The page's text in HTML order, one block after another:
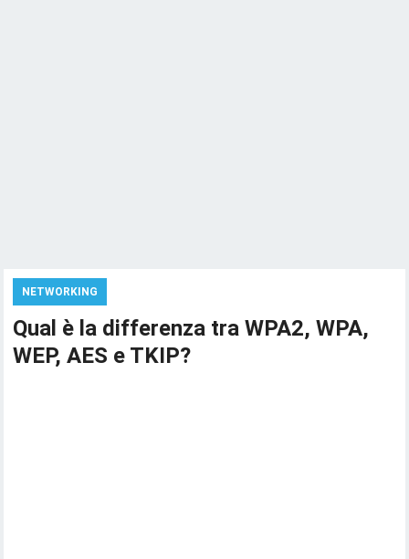
NETWORKING
Qual è la differenza tra WPA2, WPA,
WEP, AES e TKIP?